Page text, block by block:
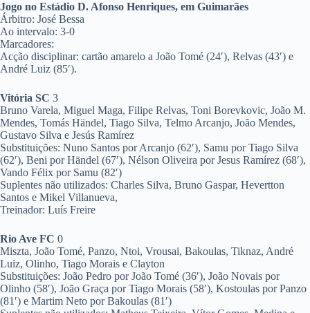
Jogo no Estádio D. Afonso Henriques, em Guimarães
Árbitro: José Bessa
Ao intervalo: 3-0
Marcadores:
Acção disciplinar: cartão amarelo a João Tomé (24′), Relvas (43′) e
André Luiz (85′).
Vitória SC 3
Bruno Varela, Miguel Maga, Filipe Relvas, Toni Borevkovic, João M.
Mendes, Tomás Händel, Tiago Silva, Telmo Arcanjo, João Mendes,
Gustavo Silva e Jesús Ramírez
Substituições: Nuno Santos por Arcanjo (62′), Samu por Tiago Silva
(62′), Beni por Händel (67′), Nélson Oliveira por Jesus Ramírez (68′),
Vando Félix por Samu (82′)
Suplentes não utilizados: Charles Silva, Bruno Gaspar, Hevertton
Santos e Mikel Villanueva,
Treinador: Luís Freire
Rio Ave FC 0
Miszta, João Tomé, Panzo, Ntoi, Vrousai, Bakoulas, Tiknaz, André
Luiz, Olinho, Tiago Morais e Clayton
Substituições: João Pedro por João Tomé (36′), João Novais por
Olinho (58′), João Graça por Tiago Morais (58′), Kostoulas por Panzo
(81′) e Martim Neto por Bakoulas (81′)